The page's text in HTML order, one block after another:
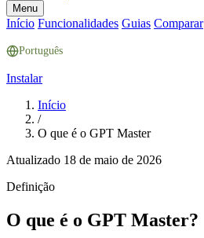
Menu
Início Funcionalidades Guias Comparar
Português
Instalar
Início
/
O que é o GPT Master
Atualizado 18 de maio de 2026
Definição
O que é o GPT Master?